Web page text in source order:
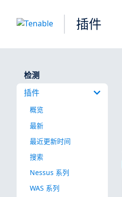
插件
检测
插件
概览
最新
最近更新时间
搜索
Nessus 系列
WAS 系列